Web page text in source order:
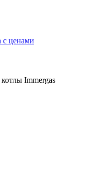
с ценами
Immergas